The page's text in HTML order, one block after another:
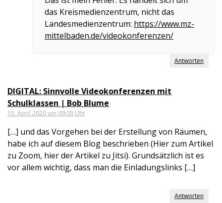
das Kreismedienzentrum, nicht das
Landesmedienzentrum: https://www.mz-
mittelbaden.de/videokonferenzen/
Antworten
DIGITAL: Sinnvolle Videokonferenzen mit
Schulklassen | Bob Blume
15. April 2020 um 09:09 Uhr
[…] und das Vorgehen bei der Erstellung von Räumen,
habe ich auf diesem Blog beschrieben (Hier zum Artikel
zu Zoom, hier der Artikel zu Jitsi). Grundsätzlich ist es
vor allem wichtig, dass man die Einladungslinks […]
Antworten